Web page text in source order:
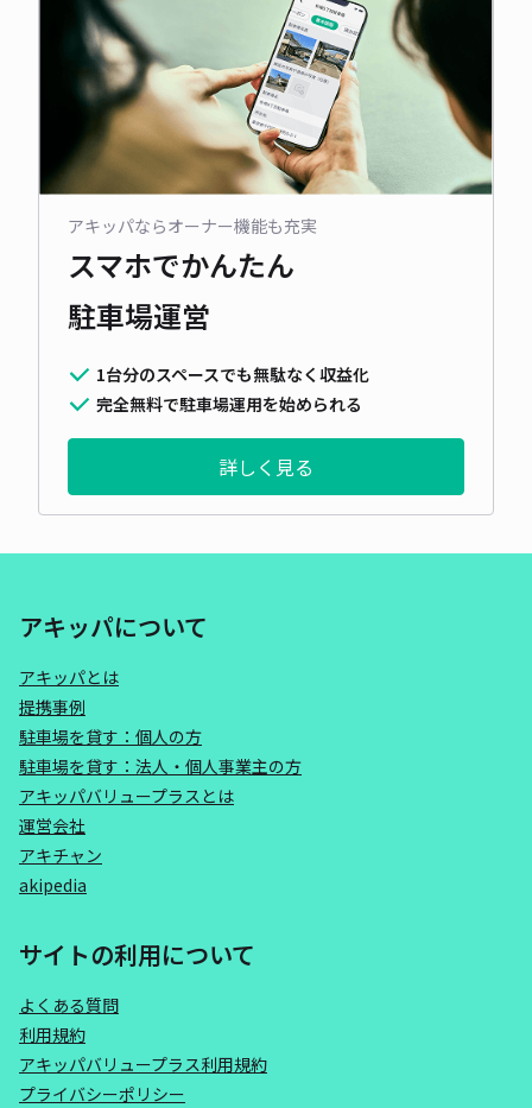
アキッパならオーナー機能も充実
スマホでかんたん
駐車場運営
1台分のスペースでも無駄なく収益化
完全無料で駐車場運用を始められる
詳しく見る
アキッパについて
アキッパとは
提携事例
駐車場を貸す：個人の方
駐車場を貸す：法人・個人事業主の方
アキッパバリュープラスとは
運営会社
アキチャン
akipedia
サイトの利用について
よくある質問
利用規約
アキッパバリュープラス利用規約
プライバシーポリシー